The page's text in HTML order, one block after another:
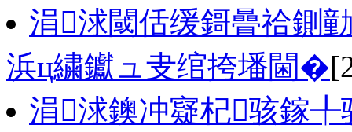
涓浗閾佸缓鎶曡祫鍘
浜ц繍钀ュ叏绾挎墦閫�
涓浗鐭冲寲杞骇鎵